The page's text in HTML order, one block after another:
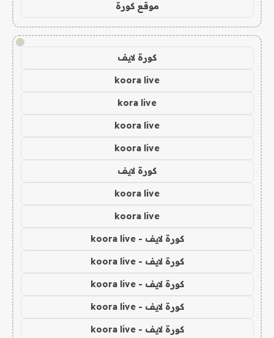
موقع كورة
!
كورة لايف
koora live
kora live
koora live
koora live
كورة لايف
koora live
koora live
كورة لايف - koora live
كورة لايف - koora live
كورة لايف - koora live
كورة لايف - koora live
كورة لايف - koora live